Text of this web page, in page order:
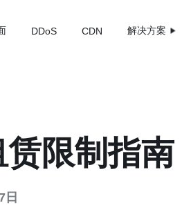
DDoS CDN 解决方案
限制指南
日